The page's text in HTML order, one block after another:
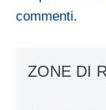
commenti.
ZONE DI